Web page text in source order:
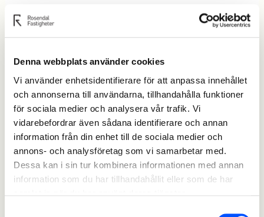
Denna webbplats använder cookies
Vi använder enhetsidentifierare för att anpassa innehållet
och annonserna till användarna, tillhandahålla funktioner
för sociala medier och analysera vår trafik. Vi
vidarebefordrar även sådana identifierare och annan
information från din enhet till de sociala medier och
annons- och analysföretag som vi samarbetar med.
Dessa kan i sin tur kombinera informationen med annan
information som du har tillhandahållit eller som de har